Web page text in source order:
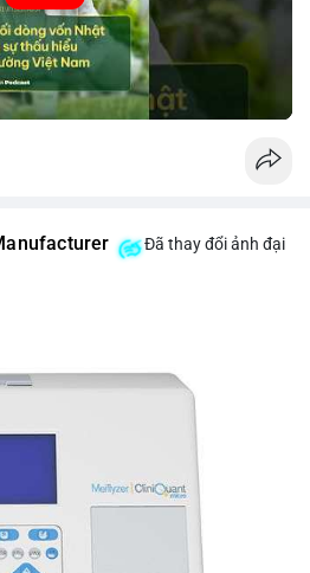
việc giảm rủi ro khi kết nối các
Đã thay đổi ảnh đại